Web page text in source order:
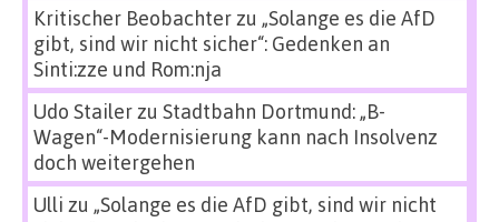
Kritischer Beobachterzu „Solange es die AfD
gibt, sind wir nicht sicher“: Gedenken an
Sinti:zze und Rom:nja
Udo Stailerzu Stadtbahn Dortmund: „B-
Wagen“-Modernisierung kann nach Insolvenz
doch weitergehen
Ulli zu „Solange es die AfD gibt, sind wir nicht